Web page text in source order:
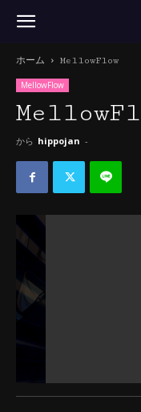
ホーム MellowFlow
MellowFlow
から hippojan -